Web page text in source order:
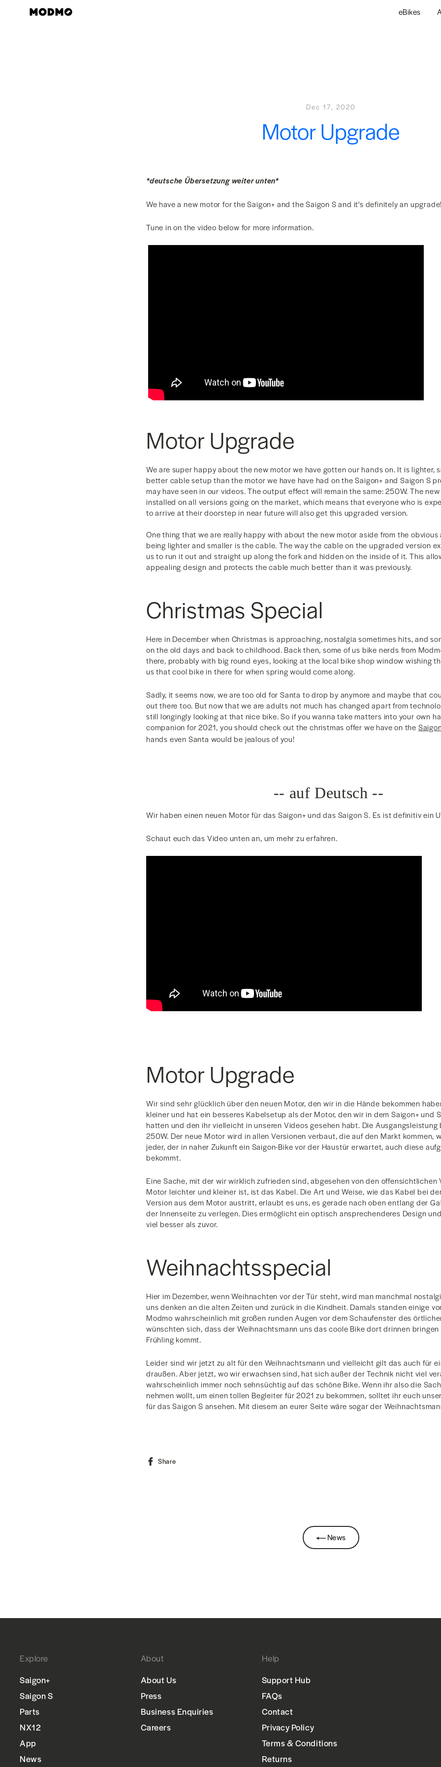
eBikes
Dec 17, 2020
Motor Upgrade
*deutsche Übersetzung weiter unten*
We have a new motor for the Saigon+ and the Saigon S and it's definitely an upgrade!
Tune in on the video below for more information.
Motor Upgrade
We are super happy about the new motor we have gotten our hands on. It is lighter,
better cable setup than the motor we have have had on the Saigon+ and Saigon S
may have seen in our videos. The output effect will remain the same: 250W. The
installed on all versions going on the market, which means that everyone who is
to arrive at their doorstep in near future will also get this upgraded version.
One thing that we are really happy with about the new motor aside from the
being lighter and smaller is the cable. The way the cable on the upgraded version
us to run it out and straight up along the fork and hidden on the inside of it. This
appealing design and protects the cable much better than it was previously.
Christmas Special
Here in December when Christmas is approaching, nostalgia sometimes hits, and
on the old days and back to childhood. Back then, some of us bike nerds from
there, probably with big round eyes, looking at the local bike shop window wishing
us that cool bike in there for when spring would come along.
Sadly, it seems now, we are too old for Santa to drop by anymore and maybe that
out there too. But now that we are adults not much has changed apart from
still longingly looking at that nice bike. So if you wanna take matters into your own
companion for 2021, you should check out the christmas offer we have on the
hands even Santa would be jealous of you!
-- auf Deutsch --
Wir haben einen neuen Motor für das Saigon+ und das Saigon S. Es ist definitiv ein
Schaut euch das Video unten an, um mehr zu erfahren.
Motor Upgrade
Wir sind sehr glücklich über den neuen Motor, den wir in die Hände bekommen
kleiner und hat ein besseres Kabelsetup als der Motor, den wir in dem Saigon+ und
hatten und den ihr vielleicht in unseren Videos gesehen habt. Die
250W. Der neue Motor wird in allen Versionen verbaut, die auf den Markt kommen,
jeder, der in naher Zukunft ein Saigon-Bike vor der Haustür erwartet, auch diese
bekommt.
Eine Sache, mit der wir wirklich zufrieden sind, abgesehen von den offensichtlichen
Motor leichter und kleiner ist, ist das Kabel. Die Art und Weise, wie das Kabel bei
Version aus dem Motor austritt, erlaubt es uns, es gerade nach oben entlang der
der Innenseite zu verlegen. Dies ermöglicht ein optisch ansprechenderes Design
viel besser als zuvor.
Weihnachtsspecial
Hier im Dezember, wenn Weihnachten vor der Tür steht, wird man manchmal
uns denken an die alten Zeiten und zurück in die Kindheit. Damals standen einige
Modmo wahrscheinlich mit großen runden Augen vor dem Schaufenster des
wünschten sich, dass der Weihnachtsmann uns das coole Bike dort drinnen
Frühling kommt.
Leider sind wir jetzt zu alt für den Weihnachtsmann und vielleicht gilt das auch für
draußen. Aber jetzt, wo wir erwachsen sind, hat sich außer der Technik nicht viel
wahrscheinlich immer noch sehnsüchtig auf das schöne Bike. Wenn ihr also die
nehmen wollt, um einen tollen Begleiter für 2021 zu bekommen, solltet ihr euch
für das Saigon S ansehen. Mit diesem an eurer Seite wäre sogar der
Share
News
Explore
Saigon+
Saigon S
Parts
NX12
App
News
About
About Us
Press
Business Enquiries
Careers
Help
Support Hub
FAQs
Contact
Privacy Policy
Terms & Conditions
Returns